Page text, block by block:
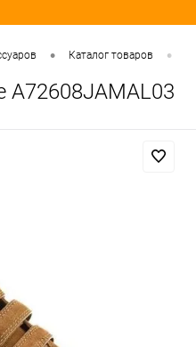
• Каталог товаров •
A72608JAMAL03